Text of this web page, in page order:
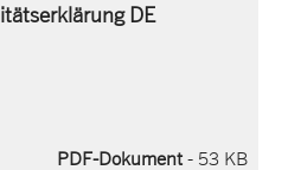
DE
PDF-Dokument- 53 KB